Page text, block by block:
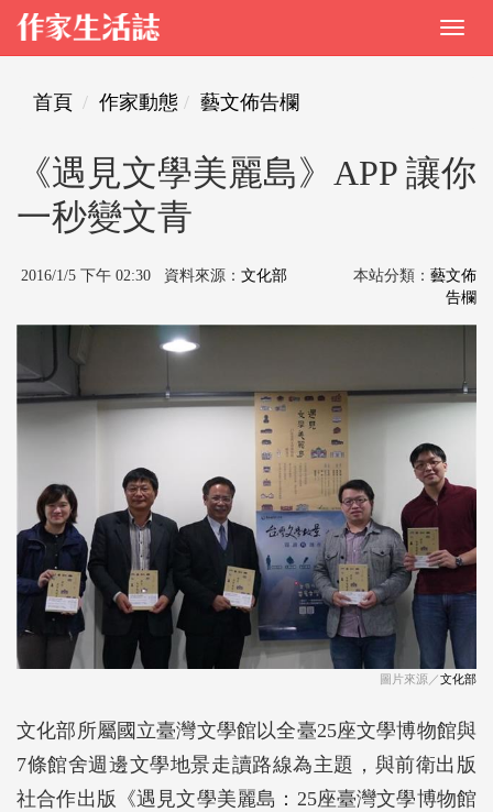
首頁 作家動態 藝文佈告欄
《遇見文學美麗島》APP 讓你
一秒變文青
2016/1/5 下午 02:30 資料來源： 文化部 本站分類： 藝文佈
告欄
圖片來源／文化部
文化部所屬國立臺灣文學館以全臺25座文學博物館與
7條館舍週邊文學地景走讀路線為主題，與前衛出版
社合作出版《遇見文學美麗島：25座臺灣文學博物館